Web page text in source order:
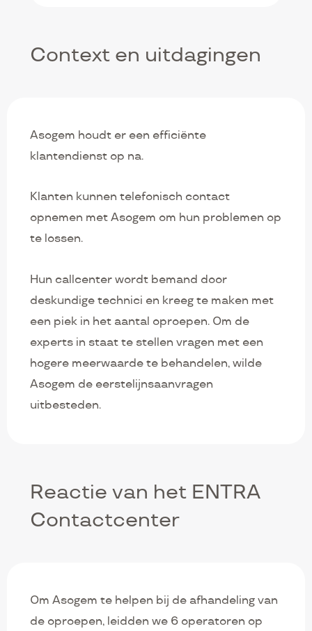
Context en uitdagingen
Asogem houdt er een efficiënte
klantendienst op na.
Klanten kunnen telefonisch contact
opnemen met Asogem om hun problemen op
te lossen.
Hun callcenter wordt bemand door
deskundige technici en kreeg te maken met
een piek in het aantal oproepen. Om de
experts in staat te stellen vragen met een
hogere meerwaarde te behandelen, wilde
Asogem de eerstelijnsaanvragen
uitbesteden.
Reactie van het ENTRA
Contactcenter
Om Asogem te helpen bij de afhandeling van
de oproepen, leidden we 6 operatoren op